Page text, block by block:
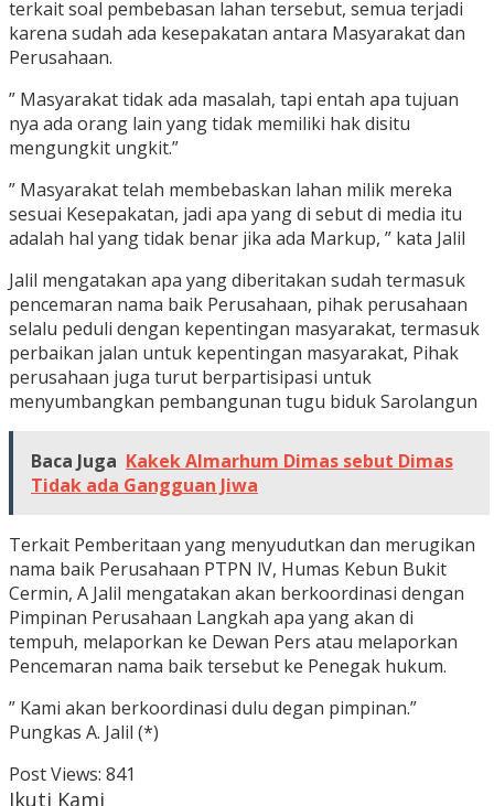
terkait soal pembebasan lahan tersebut, semua terjadi
karena sudah ada kesepakatan antara Masyarakat dan
Perusahaan.
” Masyarakat tidak ada masalah, tapi entah apa tujuan
nya ada orang lain yang tidak memiliki hak disitu
mengungkit ungkit.”
” Masyarakat telah membebaskan lahan milik mereka
sesuai Kesepakatan, jadi apa yang di sebut di media itu
adalah hal yang tidak benar jika ada Markup, ” kata Jalil
Jalil mengatakan apa yang diberitakan sudah termasuk
pencemaran nama baik Perusahaan, pihak perusahaan
selalu peduli dengan kepentingan masyarakat, termasuk
perbaikan jalan untuk kepentingan masyarakat, Pihak
perusahaan juga turut berpartisipasi untuk
menyumbangkan pembangunan tugu biduk Sarolangun
Baca Juga Kakek Almarhum Dimas sebut Dimas
Tidak ada Gangguan Jiwa
Terkait Pemberitaan yang menyudutkan dan merugikan
nama baik Perusahaan PTPN lV, Humas Kebun Bukit
Cermin, A Jalil mengatakan akan berkoordinasi dengan
Pimpinan Perusahaan Langkah apa yang akan di
tempuh, melaporkan ke Dewan Pers atau melaporkan
Pencemaran nama baik tersebut ke Penegak hukum.
” Kami akan berkoordinasi dulu degan pimpinan.”
Pungkas A. Jalil (*)
Post Views: 841
Ikuti Kami